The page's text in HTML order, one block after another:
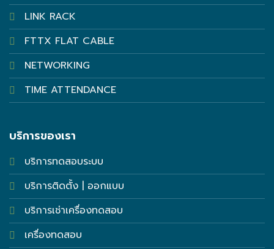
LINK RACK
FTTX FLAT CABLE
NETWORKING
TIME ATTENDANCE
บริการของเรา
บริการทดสอบระบบ
บริการติดตั้ง | ออกแบบ
บริการเช่าเครื่องทดสอบ
เครื่องทดสอบ